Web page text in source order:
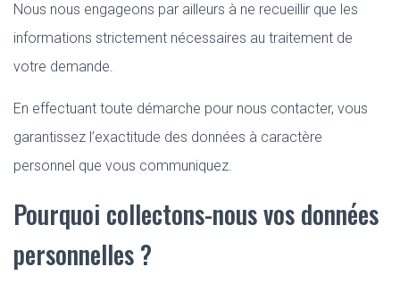
Nous nous engageons par ailleurs à ne recueillir que les
informations strictement nécessaires au traitement de
votre demande.
En effectuant toute démarche pour nous contacter, vous
garantissez l’exactitude des données à caractère
personnel que vous communiquez.
Pourquoi collectons-nous vos données
personnelles ?